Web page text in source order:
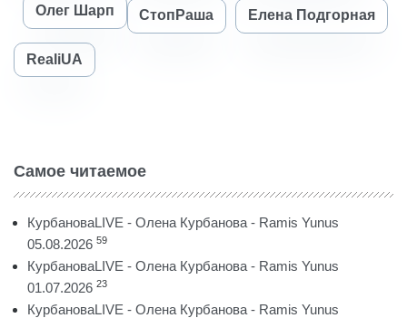
Олег Шарп СтопРаша Елена Подгорная
RealiUA
Самое читаемое
КурбановаLIVE - Олена Курбанова - Ramis Yunus
05.08.2026 59
КурбановаLIVE - Олена Курбанова - Ramis Yunus
01.07.2026 23
КурбановаLIVE - Олена Курбанова - Ramis Yunus